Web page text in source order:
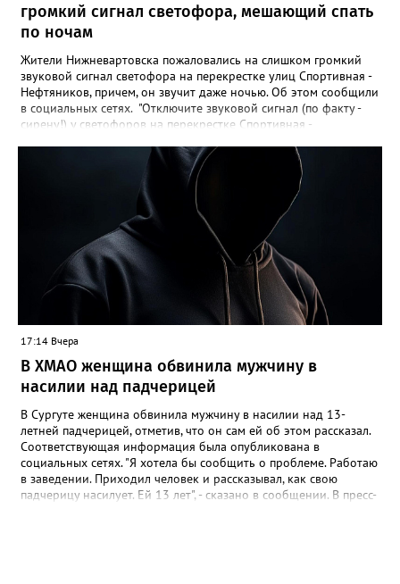
громкий сигнал светофора, мешающий спать
по ночам
Жители Нижневартовска пожаловались на слишком громкий
звуковой сигнал светофора на перекрестке улиц Спортивная -
Нефтяников, причем, он звучит даже ночью. Об этом сообщили
в социальных сетях. "Отключите звуковой сигнал (по факту -
сирену!) у светофоров на перекрестке Спортивная -
врубается на ночь! Он мешает спать жителям всех
близлежащих домов! Мало нам по ночам шума от питбайкеров
и авто, чтобы еще из-за вашей свистелки страдать", - сказано в
сообщении. В МБУ "Управление по дорожному хозяйству и
благоустройству" Нижневартовска корреспонденту
Gorod3466.ru сообщили, что звуковые оповещатели на
светофорных объектах оборудованы в соответствии с ГОСТ,
при согласовании с обществом слепых. "Их наличие строго
контролируется прокуратурой. В ночное время они не
работают. Корректировка громкости проводится по мере
возможности", - подчеркнули в учреждении.
17:14 Вчера
В ХМАО женщина обвинила мужчину в
насилии над падчерицей
В Сургуте женщина обвинила мужчину в насилии над 13-
летней падчерицей, отметив, что он сам ей об этом рассказал.
Соответствующая информация была опубликована в
социальных сетях. "Я хотела бы сообщить о проблеме. Работаю
в заведении. Приходил человек и рассказывал, как свою
падчерицу насилует. Ей 13 лет", - сказано в сообщении. В пресс-